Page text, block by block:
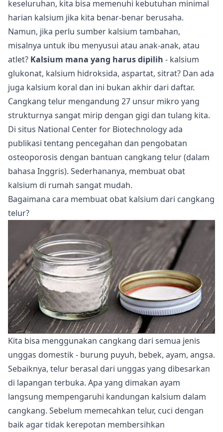
keseluruhan, kita bisa memenuhi kebutuhan minimal
harian kalsium jika kita benar-benar berusaha.
Namun, jika perlu sumber kalsium tambahan,
misalnya untuk ibu menyusui atau anak-anak, atau
atlet? Kalsium mana yang harus dipilih - kalsium
glukonat, kalsium hidroksida, aspartat, sitrat? Dan ada
juga kalsium koral dan ini bukan akhir dari daftar.
Cangkang telur mengandung 27 unsur mikro yang
strukturnya sangat mirip dengan gigi dan tulang kita.
Di situs National Center for Biotechnology ada
publikasi tentang pencegahan dan pengobatan
osteoporosis dengan bantuan cangkang telur (dalam
bahasa Inggris). Sederhananya, membuat obat
kalsium di rumah sangat mudah.
Bagaimana cara membuat obat kalsium dari cangkang
telur?
Kita bisa menggunakan cangkang dari semua jenis
unggas domestik - burung puyuh, bebek, ayam, angsa.
Sebaiknya, telur berasal dari unggas yang dibesarkan
di lapangan terbuka. Apa yang dimakan ayam
langsung mempengaruhi kandungan kalsium dalam
cangkang. Sebelum memecahkan telur, cuci dengan
baik agar tidak kerepotan membersihkan